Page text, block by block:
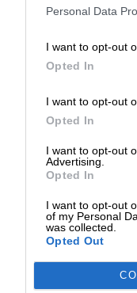
Personal Data
I want to opt-out
Opted In
I want to opt-out
Opted In
I want to opt-out
Advertising.
Opted In
I want to opt-out
of my Personal
was collected.
Opted Out